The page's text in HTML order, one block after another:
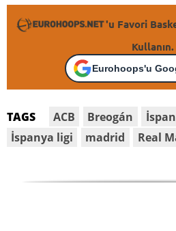
'u Favori
Kullanın.
Eurohoops'u
TAGS ACB Breogán
İspanya ligi
madrid Real